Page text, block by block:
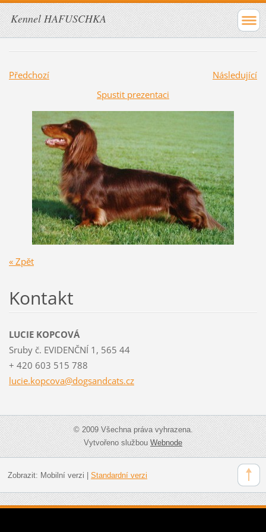
Kennel HAFUSCHKA
Předchozí
Následující
Spustit prezentaci
« Zpět
Kontakt
LUCIE KOPCOVÁ
Sruby č. EVIDENČNÍ 1, 565 44
+ 420 603 515 788
lucie.kopcova@dogsandcats.cz
© 2009 Všechna práva vyhrazena.
Vytvořeno službouWebnode
Zobrazit: Mobilní verzi Standardní verzi